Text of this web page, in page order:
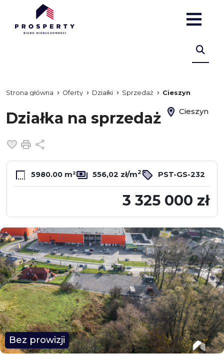
Strona główna Oferty Działki Sprzedaż Cieszyn
Działka na sprzedaż Cieszyn
Dodaj do ulubionych
Drukuj
5980.00 m² 556,02 zł/m2 PST-GS-232
3 325 000 zł
Bez prowizji